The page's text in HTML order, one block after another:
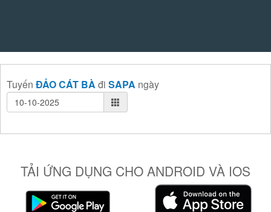
Tuyến ĐẢO CÁT BÀ đi SAPA ngày
TẢI ỨNG DỤNG CHO ANDROID VÀ IOS